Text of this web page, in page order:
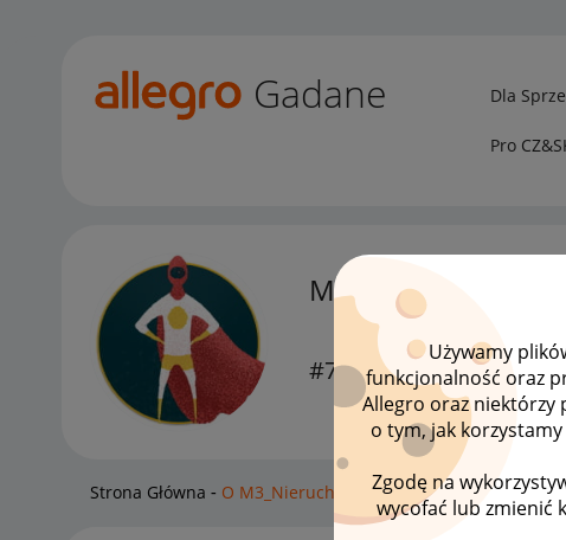
Używamy
funkcjonalność oraz
Allegro oraz niektórzy
o tym, jak
Zgodę na
wycofać lub zmienić
Gadane Dla
Pro
M3_Nieruchomosc
#7 Wielbiciel
Strona Główna O M3_Nieruchomosci